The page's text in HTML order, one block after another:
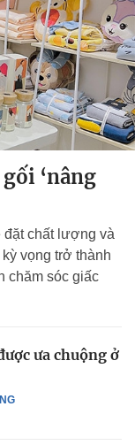
‘nâng
đặt chất lượng và
vọng trở thành
chăm sóc giấc
ưa chuộng ở